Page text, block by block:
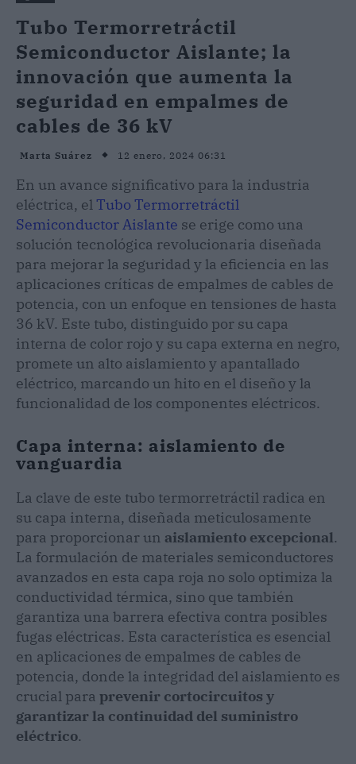
Tubo Termorretráctil
Semiconductor Aislante; la
innovación que aumenta la
seguridad en empalmes de
cables de 36 kV
Marta Suárez 12 enero, 2024 06:31
En un avance significativo para la industria
eléctrica, elTubo Termorretráctil
Semiconductor Aislante se erige como una
solución tecnológica revolucionaria diseñada
para mejorar la seguridad y la eficiencia en las
aplicaciones críticas de empalmes de cables de
potencia, con un enfoque en tensiones de hasta
36 kV. Este tubo, distinguido por su capa
interna de color rojo y su capa externa en negro,
promete un alto aislamiento y apantallado
eléctrico, marcando un hito en el diseño y la
funcionalidad de los componentes eléctricos.
Capa interna: aislamiento de
vanguardia
La clave de este tubo termorretráctil radica en
su capa interna, diseñada meticulosamente
para proporcionar un aislamiento excepcional.
La formulación de materiales semiconductores
avanzados en esta capa roja no solo optimiza la
conductividad térmica, sino que también
garantiza una barrera efectiva contra posibles
fugas eléctricas. Esta característica es esencial
en aplicaciones de empalmes de cables de
potencia, donde la integridad del aislamiento es
crucial para prevenir cortocircuitos y
garantizar la continuidad del suministro
eléctrico.